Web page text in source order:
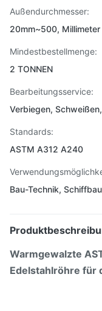
Außendurchmesser:
20mm~500, Millimeter
Mindestbestellmenge:
2 TONNEN
Bearbeitungsservice:
Verbiegen,
Standards:
ASTM A312 A240
Bau-Technik, Schiffbau
Warmgewalzte
Edelstahlröhre für